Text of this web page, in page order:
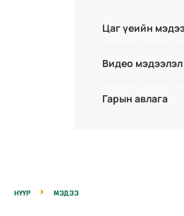
Цаг үеийн
Видео мэдээлэл
Гарын авлага
НҮҮР МЭДЭЭ